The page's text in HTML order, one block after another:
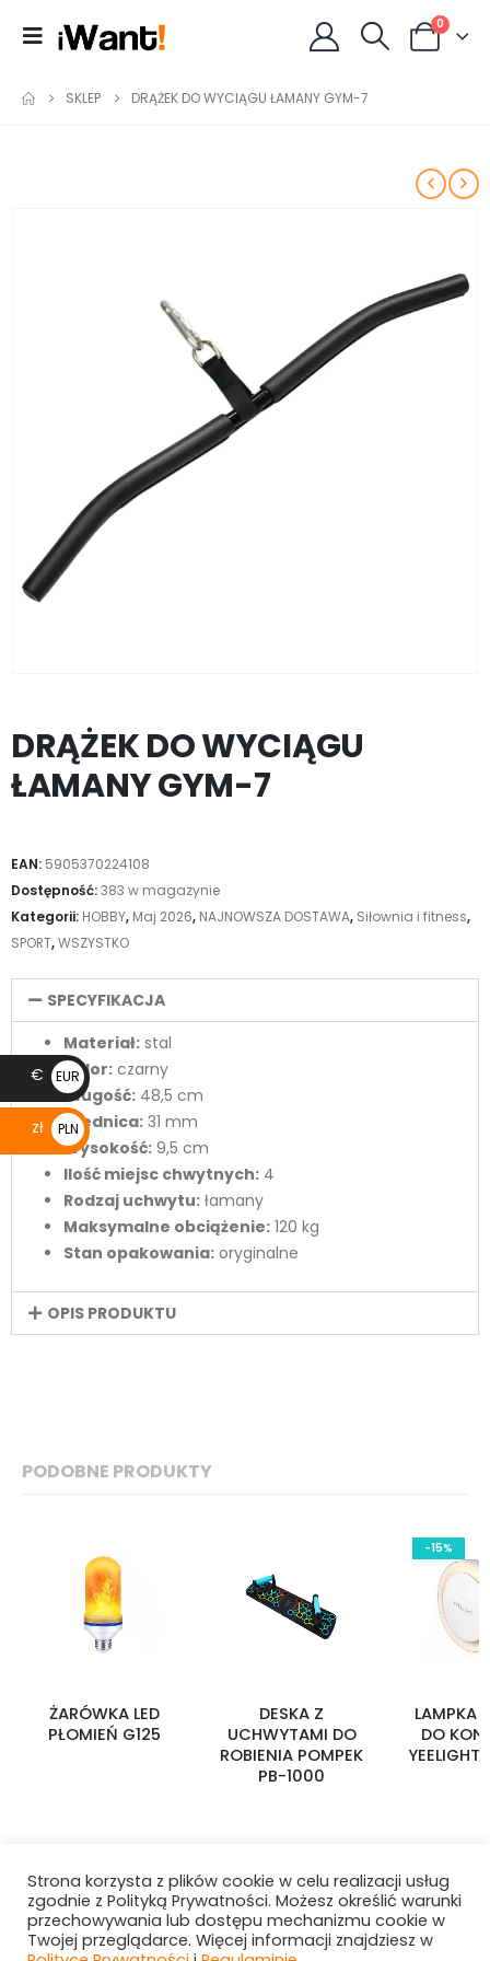
0
SKLEP DRĄŻEK DO WYCIĄGU ŁAMANY GYM-7
DRĄŻEK DO WYCIĄGU
ŁAMANY GYM-7
EAN: 5905370224108
Dostępność:383 w magazynie
Kategorii: HOBBY, Maj 2026, NAJNOWSZA DOSTAWA, Siłownia i fitness,
SPORT,WSZYSTKO
SPECYFIKACJA
Materiał: stal
Kolor: czarny
Długość: 48,5 cm
Średnica: 31 mm
Wysokość: 9,5 cm
Ilość miejsc chwytnych: 4
Rodzaj uchwytu: łamany
Maksymalne obciążenie: 120 kg
Stan opakowania: oryginalne
OPIS PRODUKTU
PODOBNE PRODUKTY
ŻARÓWKA LED
PŁOMIEŃ G125
DESKA Z
UCHWYTAMI DO
ROBIENIA POMPEK
PB-1000
-15%
LAMPKA
DO
YEELIGHT
Strona korzysta z plików cookie w celu realizacji usług
zgodnie z Polityką Prywatności. Możesz określić warunki
przechowywania lub dostępu mechanizmu cookie w
Twojej przeglądarce. Więcej informacji znajdziesz w
€
EUR
€
zł
PLN
zł